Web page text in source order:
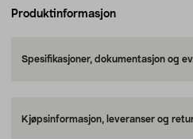
Produktinformasjon
Spesifikasjoner, dokumentasjon og
Kjøpsinformasjon, leveranser og